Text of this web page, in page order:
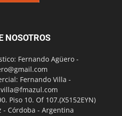
NOSOTROS
Fernando Agüero -
Fernando Villa -
Piso 10. Of 107.(X5152EYN)
- Córdoba - Argentina